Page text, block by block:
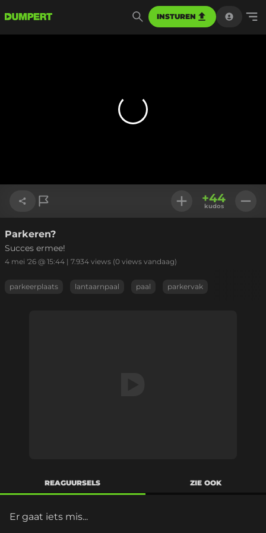
INSTUREN
Link kopiëren
+44
kudos
Parkeren?
Succes ermee!
4 mei '26 @ 15:44 | 7.934 views (0 views vandaag)
parkeerplaats lantaarnpaal paal parkervak
REAGUURSELS ZIE OOK
Er gaat iets mis...